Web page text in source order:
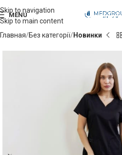
Skip to navigation
Skip to main content
MENU
Главная Без категорії Новинки